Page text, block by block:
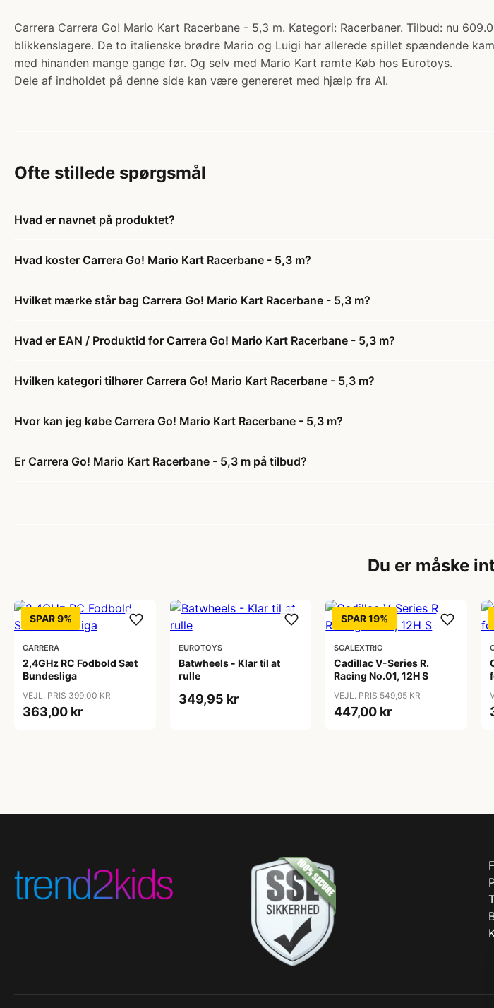
Carrera Carrera Go! Mario Kart Racerbane - 5,3 m. Kategori: Racerbaner. Tilbud: nu
blikkenslagere. De to italienske brødre Mario og Luigi har allerede spillet spændende
med hinanden mange gange før. Og selv med Mario Kart ramte Køb hos Eurotoys.
Dele af indholdet på denne side kan være genereret med hjælp fra AI.
Ofte stillede spørgsmål
Hvad er navnet på produktet?
Hvad koster Carrera Go! Mario Kart Racerbane - 5,3 m?
Hvilket mærke står bag Carrera Go! Mario Kart Racerbane - 5,3 m?
Hvad er EAN / Produktid for Carrera Go! Mario Kart Racerbane - 5,3 m?
Hvilken kategori tilhører Carrera Go! Mario Kart Racerbane - 5,3 m?
Hvor kan jeg købe Carrera Go! Mario Kart Racerbane - 5,3 m?
Er Carrera Go! Mario Kart Racerbane - 5,3 m på tilbud?
Du er måske
SPAR 9%
CARRERA
2,4GHz RC Fodbold Sæt
Bundesliga
VEJL. PRIS 399,00 KR
363,00 kr
EUROTOYS
Batwheels - Klar til at
rulle
349,95 kr
SPAR 19%
SCALEXTRIC
Cadillac V-Series R.
Racing No.01, 12H S
VEJL. PRIS 549,95 KR
447,00 kr